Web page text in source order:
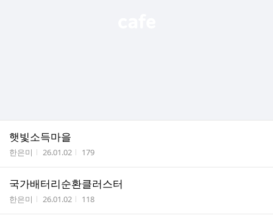
햇빛소득마을
작성자
한은미 작성시간
26.01.02 조회수
179
국가배터리순환클러스터
작성자
한은미 작성시간
26.01.02 조회수
118